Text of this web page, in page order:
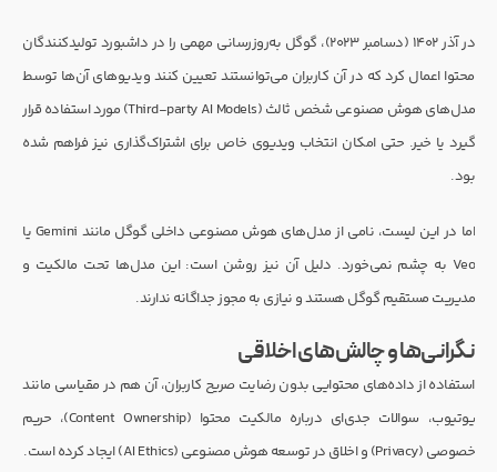
در آذر ۱۴۰۲ (دسامبر ۲۰۲۳)، گوگل به‌روزرسانی مهمی را در داشبورد تولیدکنندگان
محتوا اعمال کرد که در آن کاربران می‌توانستند تعیین کنند ویدیوهای آن‌ها توسط
مدل‌های هوش مصنوعی شخص ثالث (Third-party AI Models) مورد استفاده قرار
گیرد یا خیر. حتی امکان انتخاب ویدیوی خاص برای اشتراک‌گذاری نیز فراهم شده
بود.
اما در این لیست، نامی از مدل‌های هوش مصنوعی داخلی گوگل مانند Gemini یا
Veo به چشم نمی‌خورد. دلیل آن نیز روشن است: این مدل‌ها تحت مالکیت و
مدیریت مستقیم گوگل هستند و نیازی به مجوز جداگانه ندارند.
نگرانی‌ها و چالش‌های اخلاقی
استفاده از داده‌های محتوایی بدون رضایت صریح کاربران، آن هم در مقیاسی مانند
یوتیوب، سوالات جدی‌ای درباره مالکیت محتوا (Content Ownership)، حریم
خصوصی (Privacy) و اخلاق در توسعه هوش مصنوعی (AI Ethics) ایجاد کرده است.